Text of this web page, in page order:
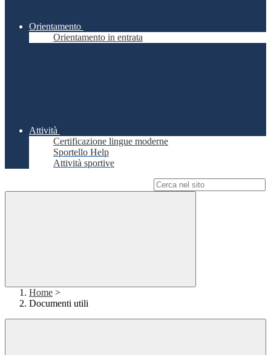
Orientamento
Orientamento in entrata
Attività
Certificazione lingue moderne
Sportello Help
Attività sportive
Home >
Documenti utili